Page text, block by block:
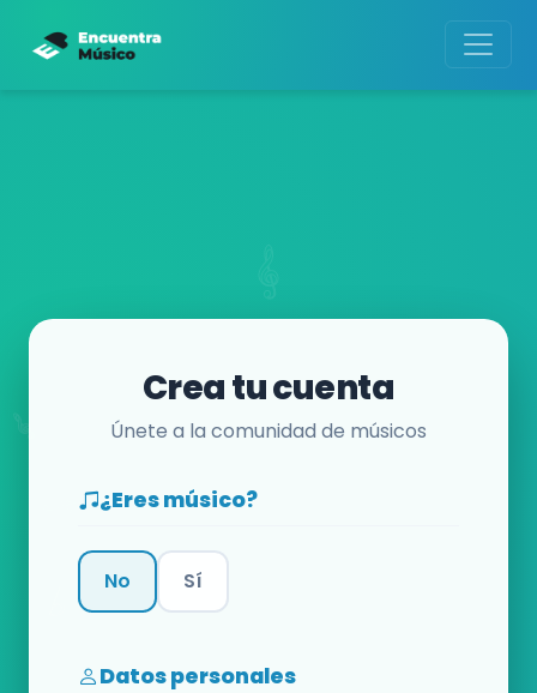
Crea tu cuenta
Únete a la comunidad de músicos
¿Eres músico?
No Sí
Datos personales